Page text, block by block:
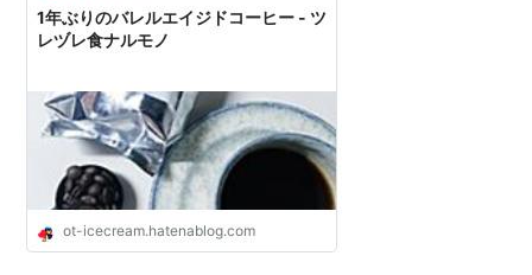
1年ぶりのバレルエイジドコーヒー - ツ
レヅレ食ナルモノ
ot-icecream.hatenablog.com